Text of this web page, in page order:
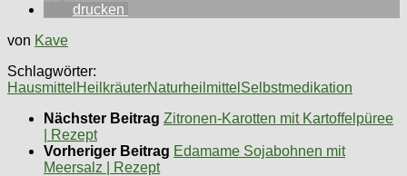
drucken
von Kave
Schlagwörter:
Hausmittel HeilkräuterNaturheilmittel Selbstmedikation
Nächster Beitrag Zitronen-Karotten mit Kartoffelpüree
| Rezept
Vorheriger Beitrag Edamame Sojabohnen mit
Meersalz | Rezept